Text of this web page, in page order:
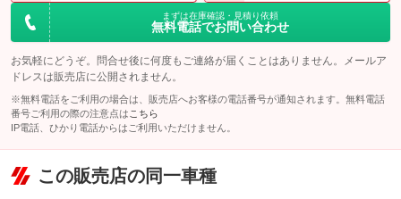
まずは在庫確認・見積り依頼
無料電話でお問い合わせ
お気軽にどうぞ。問合せ後に何度もご連絡が届くことはありません。メールア
ドレスは販売店に公開されません。
※無料電話をご利用の場合は、販売店へお客様の電話番号が通知されます。無料電話
番号ご利用の際の注意点は こちら
IP電話、ひかり電話からはご利用いただけません。
この販売店の同一車種